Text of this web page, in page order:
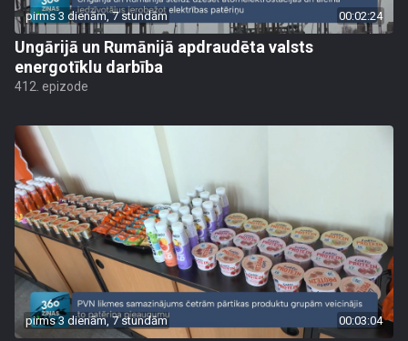
pirms 3 dienām, 7 stundām 00:02:24
Ungārijā un Rumānijā apdraudēta valsts
energotīklu darbība
412. epizode
pirms 3 dienām, 7 stundām 00:03:04